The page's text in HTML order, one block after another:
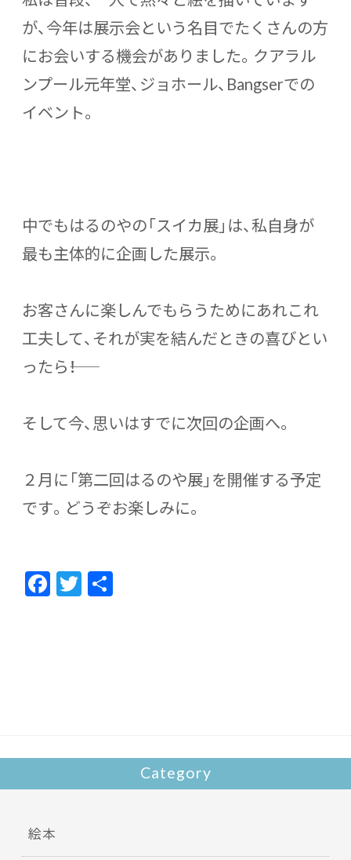
が、今年は展示会という名目でたくさんの方
にお会いする機会がありました。クアラル
ンプール元年堂、ジョホール、Bangserでの
イベント。
中でもはるのやの「スイカ展」は、私自身が
最も主体的に企画した展示。
お客さんに楽しんでもらうためにあれこれ
工夫して、それが実を結んだときの喜びとい
ったら――！
そして今、思いはすでに次回の企画へ。
２月に「第二回はるのや展」を開催する予定
です。どうぞお楽しみに。
F
ac
T
w
Category
絵本